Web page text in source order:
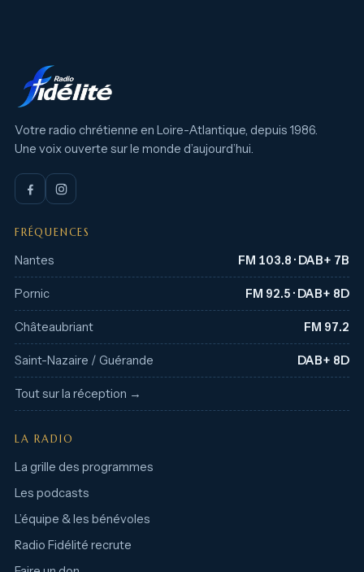
Votre radio chrétienne en Loire-Atlantique, depuis 1986.
Une voix ouverte sur le monde d’aujourd’hui.
FRÉQUENCES
Nantes FM 103.8 · DAB+ 7B
Pornic FM 92.5 · DAB+ 8D
Châteaubriant FM 97.2
Saint-Nazaire / Guérande DAB+ 8D
Tout sur la réception →
LA RADIO
La grille des programmes
Les podcasts
L’équipe & les bénévoles
Radio Fidélité recrute